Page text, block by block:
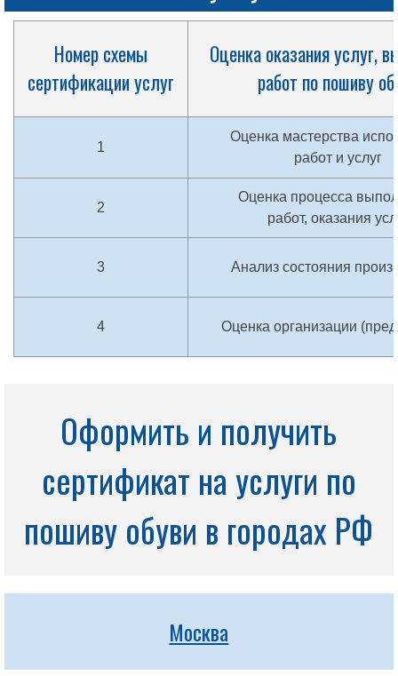
Номер схемы
сертификации услуг
Оценка оказания услуг,
работ по пошиву
1
Оценка мастерства
работ и услуг
2
Оценка процесса
работ, оказания
3 Анализ состояния
4 Оценка организации
Оформить и получить
сертификат на услуги по
пошиву обуви в городах РФ
Москва